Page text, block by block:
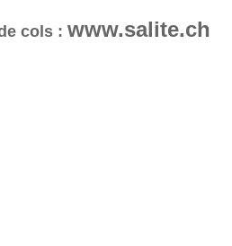
cols : www.salite.ch